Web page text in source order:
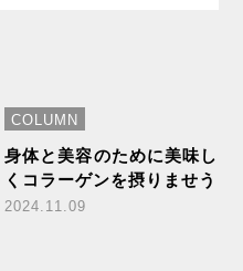
COLUMN
身体と美容のために美味し
くコラーゲンを摂りませう
2024.11.09